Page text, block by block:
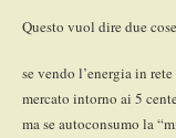
Questo vuol dire due
se vendo l’energia in
mercato intorno ai 5
ma se autoconsumo la